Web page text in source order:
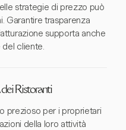
strategie di prezzo può
Garantire trasparenza
supporta anche
del cliente.
Ristoranti
prezioso per i proprietari
della loro attività